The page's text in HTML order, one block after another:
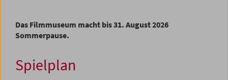
Das Filmmuseum macht bis 31. August 2026
Sommerpause.
Spielplan